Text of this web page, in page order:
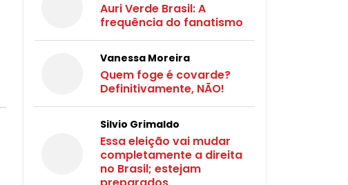
Auri Verde Brasil: A
frequência do fanatismo
Vanessa Moreira
Quem foge é covarde?
Definitivamente, NÃO!
Silvio Grimaldo
Essa eleição vai mudar
completamente a direita
no Brasil; estejam